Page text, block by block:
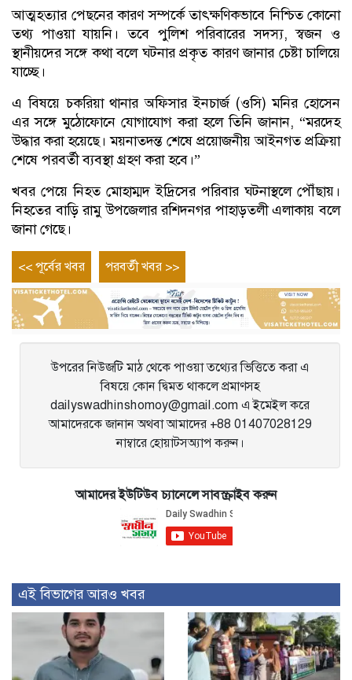
আত্মহত্যার পেছনের কারণ সম্পর্কে তাৎক্ষণিকভাবে নিশ্চিত কোনো
তথ্য পাওয়া যায়নি। তবে পুলিশ পরিবারের সদস্য, স্বজন ও
স্থানীয়দের সঙ্গে কথা বলে ঘটনার প্রকৃত কারণ জানার চেষ্টা চালিয়ে
যাচ্ছে।
এ বিষয়ে চকরিয়া থানার অফিসার ইনচার্জ (ওসি) মনির হোসেন
এর সঙ্গে মুঠোফোনে যোগাযোগ করা হলে তিনি জানান, “মরদেহ
উদ্ধার করা হয়েছে। ময়নাতদন্ত শেষে প্রয়োজনীয় আইনগত প্রক্রিয়া
শেষে পরবর্তী ব্যবস্থা গ্রহণ করা হবে।”
খবর পেয়ে নিহত মোহাম্মদ ইদ্রিসের পরিবার ঘটনাস্থলে পৌঁছায়।
নিহতের বাড়ি রামু উপজেলার রশিদনগর পাহাড়তলী এলাকায় বলে
জানা গেছে।
Post
navigation
<< পূর্বের খবর
Previous
entry
পরবর্তী খবর >>
উপরের নিউজটি মাঠ থেকে পাওয়া তথ্যের ভিত্তিতে করা এ
বিষয়ে কোন দ্বিমত থাকলে প্রমাণসহ
dailyswadhinshomoy@gmail.com এ ইমেইল করে
আমাদেরকে জানান অথবা আমাদের +88 01407028129
নাম্বারে হোয়াটসঅ্যাপ করুন।
আমাদের ইউটিউব চ্যানেলে সাবস্ক্রাইব করুন
এই বিভাগের আরও খবর